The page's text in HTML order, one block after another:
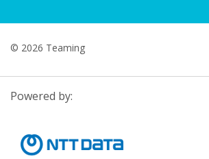
© 2026 Teaming
Powered by: